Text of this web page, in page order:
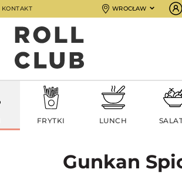
KONTAKT WROCŁAW
FRYTKI LUNCH
Gunkan